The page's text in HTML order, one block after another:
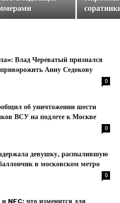
Влад Череватый признался
Анну Седокову
0
об уничтожении шести
ВСУ на подлете к Москве
0
девушку, распылившую
в московском метро
0
NFC: что изменится для